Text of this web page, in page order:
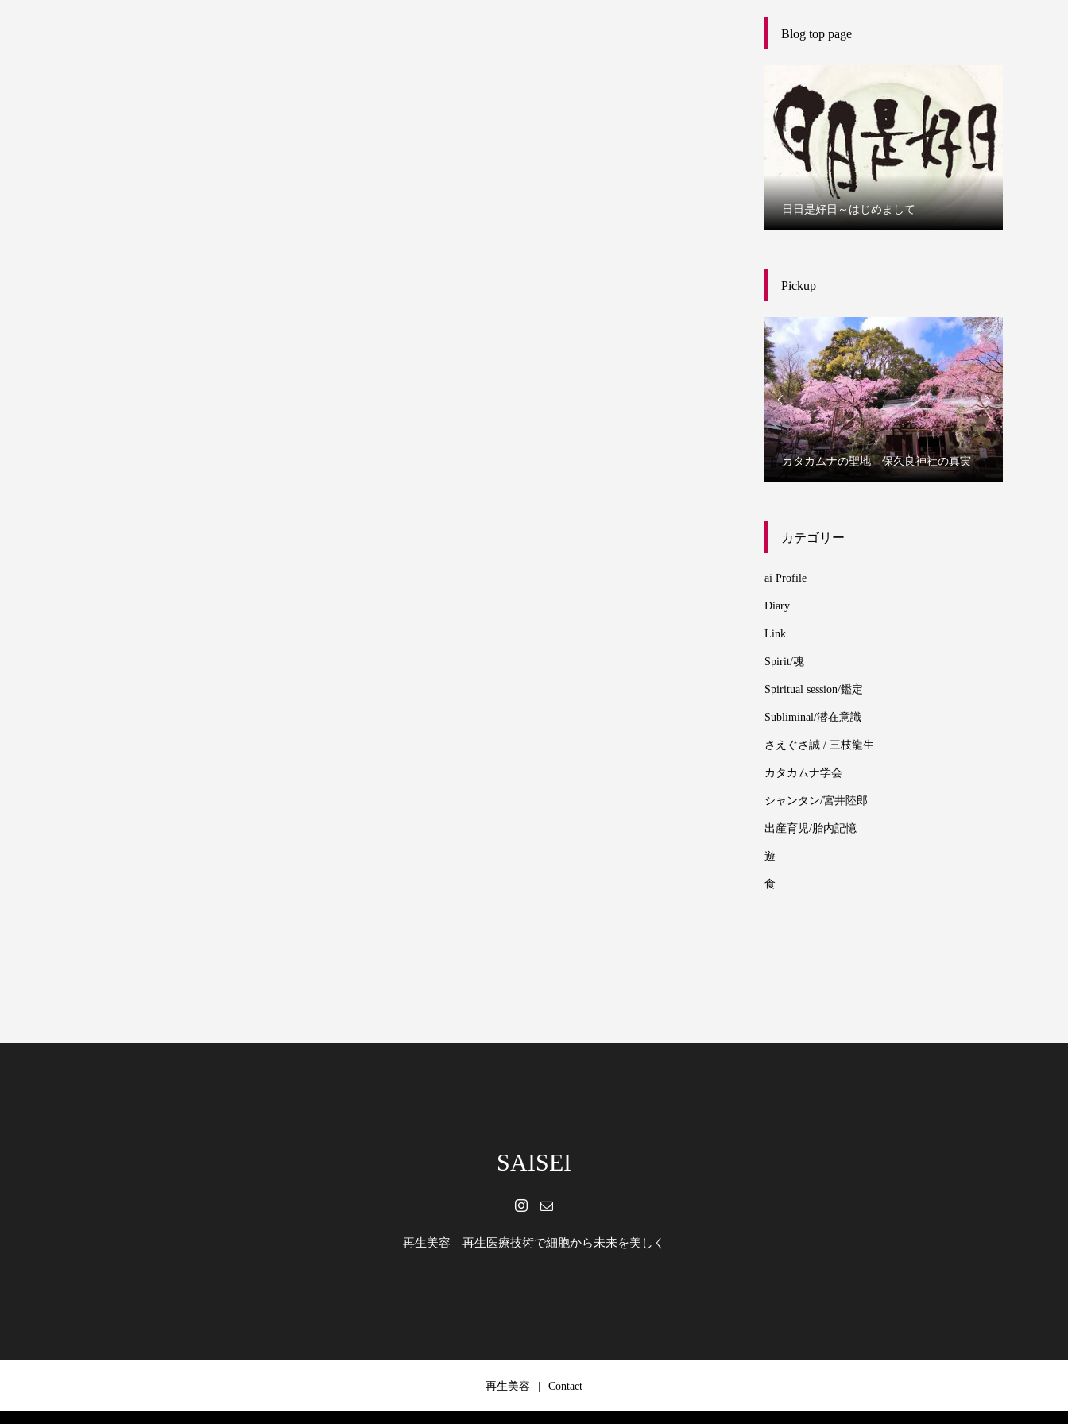
Blog top page
日日是好日～はじめまして
Pickup

カタカムナの聖地 保久良神社の真実

カテゴリー
ai Profile
Diary
Link
Spirit/魂
Spiritual session/鑑定
Subliminal/潜在意識
さえぐさ誠 / 三枝龍生
カタカムナ学会
シャンタン/宮井陸郎
出産育児/胎内記憶
遊
食
SAISEI
再生美容 再生医療技術で細胞から未来を美しく
再生美容 Contact